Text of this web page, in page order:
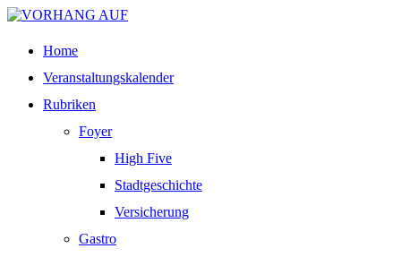
Home
Veranstaltungskalender
Rubriken
Foyer
High Five
Stadtgeschichte
Versicherung
Gastro